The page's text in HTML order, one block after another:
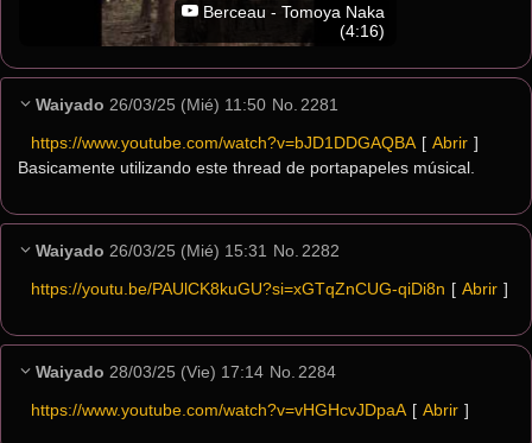
Berceau - Tomoya Naka
(4:16)
Waiyado 26/03/25 (Mié) 11:50 No. 2281
https://www.youtube.com/watch?v=bJD1DDGAQBA [ Abrir ]
Basicamente utilizando este thread de portapapeles músical.
Waiyado 26/03/25 (Mié) 15:31 No. 2282
https://youtu.be/PAUlCK8kuGU?si=xGTqZnCUG-qiDi8n [ Abrir ]
Waiyado 28/03/25 (Vie) 17:14 No. 2284
https://www.youtube.com/watch?v=vHGHcvJDpaA [ Abrir ]